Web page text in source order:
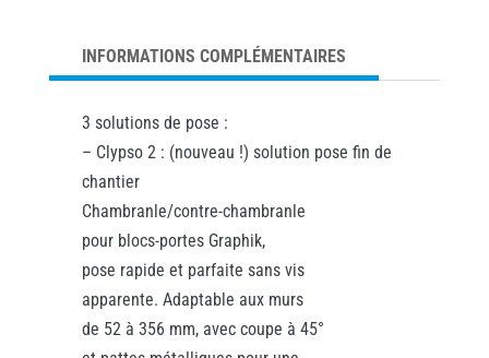
INFORMATIONS COMPLÉMENTAIRES
3 solutions de pose :
– Clypso 2 : (nouveau !) solution pose fin de
chantier
Chambranle/contre-chambranle
pour blocs-portes Graphik,
pose rapide et parfaite sans vis
apparente. Adaptable aux murs
de 52 à 356 mm, avec coupe à 45°